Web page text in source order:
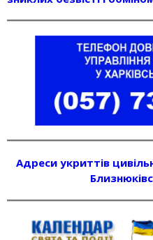
Адреси укриттів